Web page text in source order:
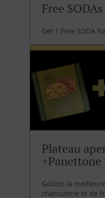
Free SODAs
Get 1 Free SODA
Plateau
+Panettone
Goûtez la
charcuterie et de